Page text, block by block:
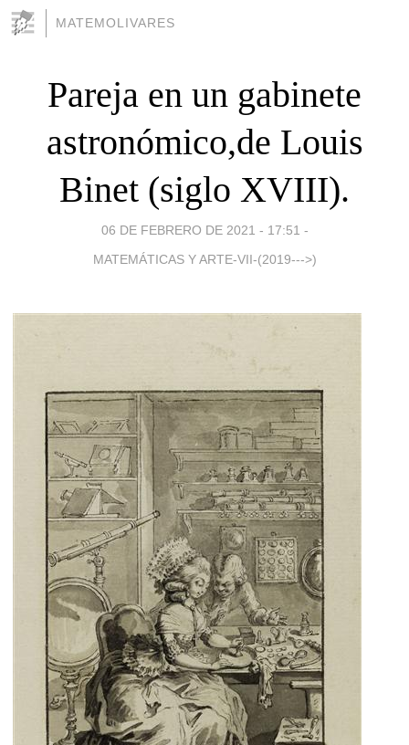
MATEMOLIVARES
Pareja en un gabinete
astronómico,de Louis
Binet (siglo XVIII).
06 DE FEBRERO DE 2021 - 17:51 -
MATEMÁTICAS Y ARTE-VII-(2019--->)